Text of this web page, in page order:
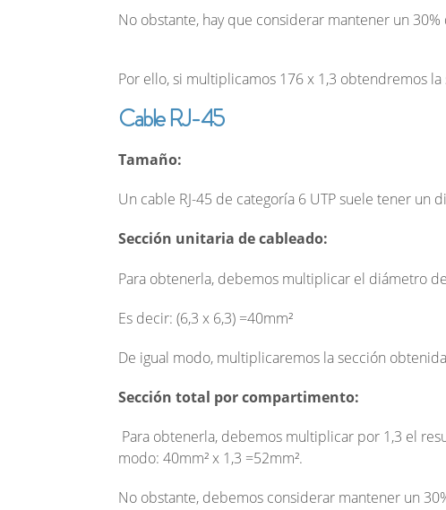
No obstante, hay que considerar mantener un
Por ello, si multiplicamos 176 x 1,3 obtendremos
Cable RJ-45
Tamaño:
Un cable RJ-45 de categoría 6 UTP suele tener un
Sección unitaria de cableado:
Para obtenerla, debemos multiplicar el diámetro
Es decir: (6,3 x 6,3) =40mm²
De igual modo, multiplicaremos la sección
Sección total por compartimento:
Para obtenerla, debemos multiplicar por 1,3 el
modo: 40mm² x 1,3 =52mm².
No obstante, debemos considerar mantener un